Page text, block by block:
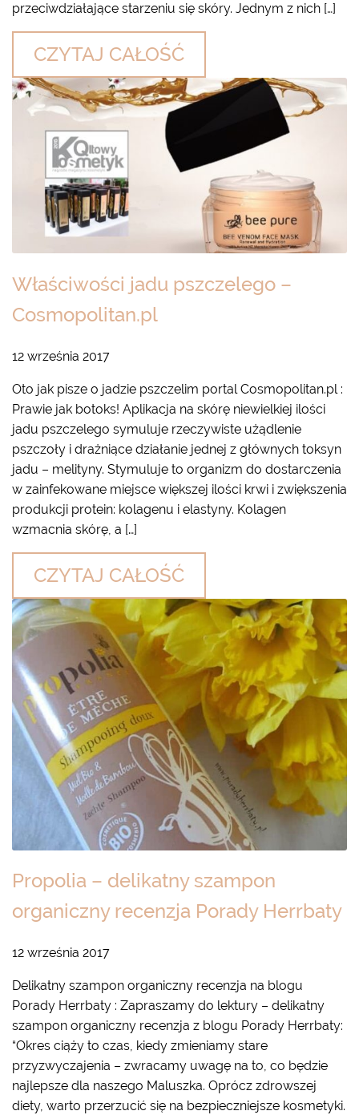
przeciwdziałające starzeniu się skóry. Jednym z nich […]
CZYTAJ CAŁOŚĆ
Właściwości jadu pszczelego –
Cosmopolitan.pl
12 września 2017
Oto jak pisze o jadzie pszczelim portal Cosmopolitan.pl :
Prawie jak botoks! Aplikacja na skórę niewielkiej ilości
jadu pszczelego symuluje rzeczywiste użądlenie
pszczoły i drażniące działanie jednej z głównych toksyn
jadu – melityny. Stymuluje to organizm do dostarczenia
w zainfekowane miejsce większej ilości krwi i zwiększenia
produkcji protein: kolagenu i elastyny. Kolagen
wzmacnia skórę, a […]
CZYTAJ CAŁOŚĆ
Propolia – delikatny szampon
organiczny recenzja Porady Herrbaty
12 września 2017
Delikatny szampon organiczny recenzja na blogu
Porady Herrbaty : Zapraszamy do lektury – delikatny
szampon organiczny recenzja z blogu Porady Herrbaty:
“Okres ciąży to czas, kiedy zmieniamy stare
przyzwyczajenia – zwracamy uwagę na to, co będzie
najlepsze dla naszego Maluszka. Oprócz zdrowszej
diety, warto przerzucić się na bezpieczniejsze kosmetyki.